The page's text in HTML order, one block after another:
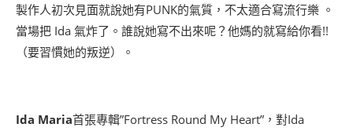
製作人初次見面就說她有PUNK的氣質，不太適合寫流行樂 。
當場把 Ida 氣炸了。誰說她寫不出來呢？他媽的就寫給你看!!
（要習慣她的叛逆）。
Ida Maria首張專輯”Fortress Round My Heart”，對Ida